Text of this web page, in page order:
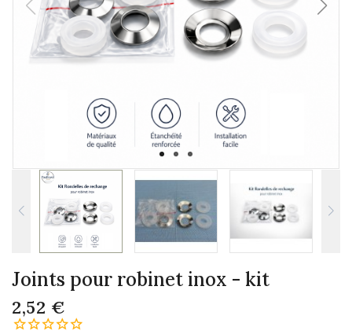
Joints pour robinet inox - kit
2,52 €